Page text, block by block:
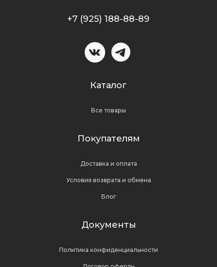
+7 (925) 188-88-89
Все товары
Блог
Условия возврата и обмена
Доставка и оплата
Политика конфиденциальности
Каталог
Покупателям
Документы